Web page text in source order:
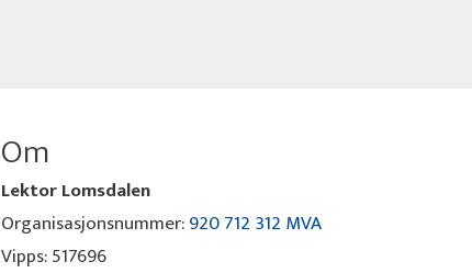
Om
Lektor Lomsdalen
Organisasjonsnummer:920 712 312 MVA
Vipps: 517696